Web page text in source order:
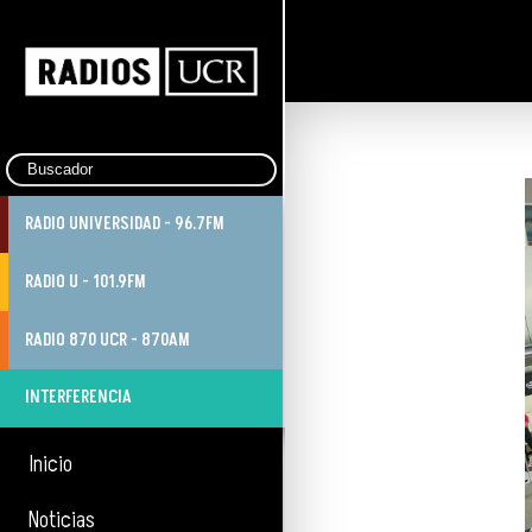
RADIO UNIVERSIDAD - 96.7FM
RADIO U - 101.9FM
RADIO 870 UCR - 870AM
INTERFERENCIA
Inicio
Noticias